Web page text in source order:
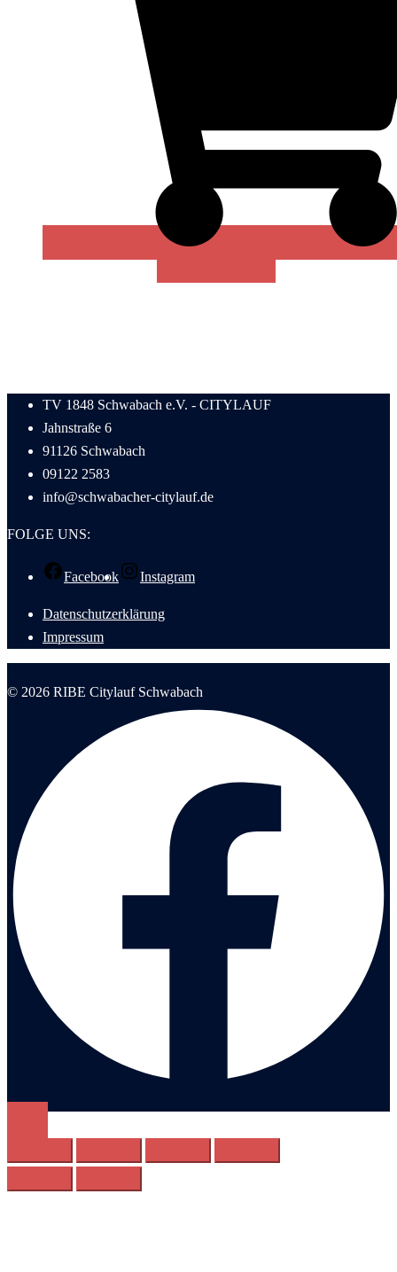
TV 1848 Schwabach e.V. - CITYLAUF
Jahnstraße 6
91126 Schwabach
09122 2583
info@schwabacher-citylauf.de
FOLGE UNS:
Facebook Instagram
Datenschutzerklärung
Impressum
© 2026 RIBE Citylauf Schwabach